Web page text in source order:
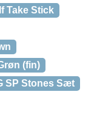
Take Stick
(fin)
SP Stones Sæt